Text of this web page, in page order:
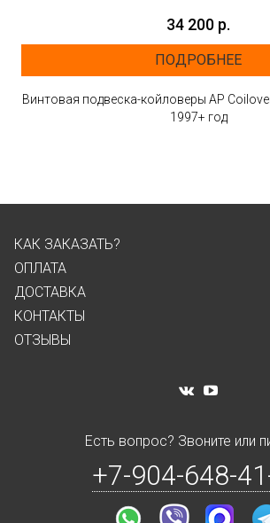
34 200 р.
ПОДРОБНЕЕ
Винтовая подвеска-койловеры AP
1997+ год
КАК ЗАКАЗАТЬ?
ОПЛАТА
ДОСТАВКА
КОНТАКТЫ
ОТЗЫВЫ
Есть вопрос? Звоните или
+7-904-648-